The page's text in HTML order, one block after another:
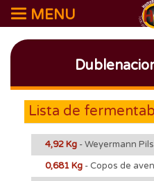
MENU
Lista de
4,92 Kg - Weyermann
0,681 Kg - Copos de